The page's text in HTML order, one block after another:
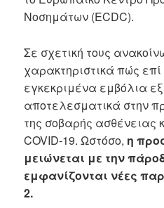
Νοσημάτων (ECDC).
Σε σχετική τους
χαρακτηριστικά πώς
εγκεκριμένα εμβόλια
αποτελεσματικά στην
της σοβαρής ασθένειας
COVID-19. Ωστόσο, η
μειώνεται με την
εμφανίζονται νέες
2.